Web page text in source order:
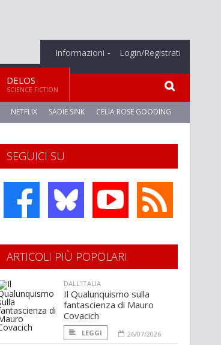
Informazioni Login/Registrati
DELOS
SCIENCE FICTION
NETFLIX SADIE SINK CELIA ROSE GOODING
SEGUICI SU
ARTICOLI PIÙ POPOLARI
DALL'ITALIA
Il Qualunquismo sulla
fantascienza di Mauro
Covacich
LEGGI
26/07/2026